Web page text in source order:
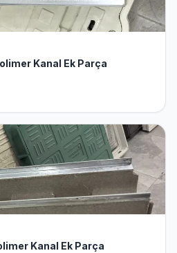
Kanal Ek Parça
Kanal Ek Parça